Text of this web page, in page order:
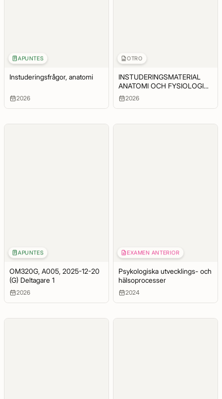
APUNTES
Instuderingsfrågor, anatomi
2026
OTRO
INSTUDERINGSMATERIAL
ANATOMI OCH FYSIOLOGI
OM320G NERVSYSTEMET •
Beskriva
2026
APUNTES
OM320G, A005, 2025-12-20
(G) Deltagare 1
2026
EXAMEN ANTERIOR
Psykologiska utvecklings- och
hälsoprocesser
2024